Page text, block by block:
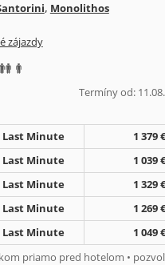
, Monolithos
zájazdy
Termíny od:
Last Minute 1 379 €
Last Minute 1 039 €
Last Minute 1 329 €
Last Minute 1 269 €
Last Minute 1 049 €
priamo pred hotelom •